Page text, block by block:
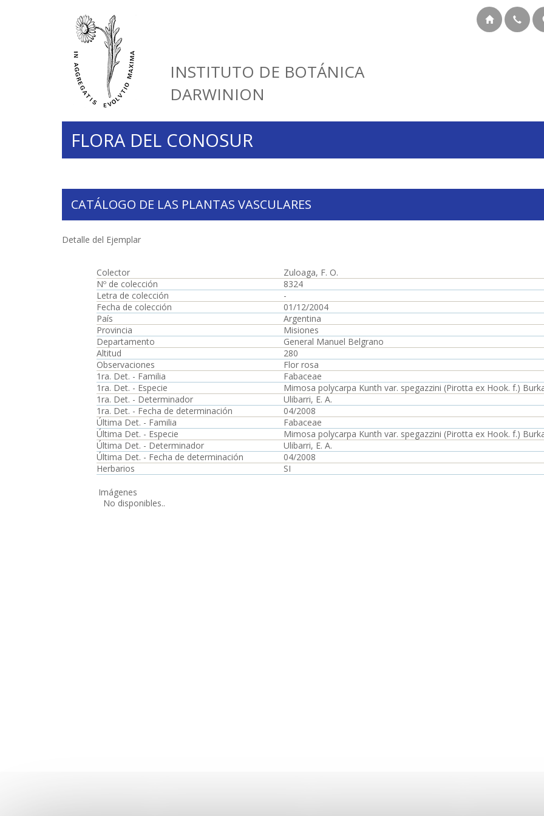
INSTITUTO DE BOTÁNICA
DARWINION
FLORA DEL CONOSUR
CATÁLOGO DE LAS PLANTAS VASCULARES
Detalle del Ejemplar
Colector
Zuloaga, F. O.
Nº de colección
8324
Letra de colección
-
Fecha de colección
01/12/2004
País
Argentina
Provincia
Misiones
Departamento
General Manuel Belgrano
Altitud
280
Observaciones
Flor rosa
1ra. Det. - Familia
Fabaceae
1ra. Det. - Especie
Mimosa polycarpa Kunth var. spegazzini (Pirotta ex Hook. f.)
1ra. Det. - Determinador
Ulibarri, E. A.
1ra. Det. - Fecha de determinación
04/2008
Última Det. - Familia
Fabaceae
Última Det. - Especie
Mimosa polycarpa Kunth var. spegazzini (Pirotta ex Hook. f.)
Última Det. - Determinador
Ulibarri, E. A.
Última Det. - Fecha de determinación
04/2008
Herbarios
SI
Imágenes
No disponibles..